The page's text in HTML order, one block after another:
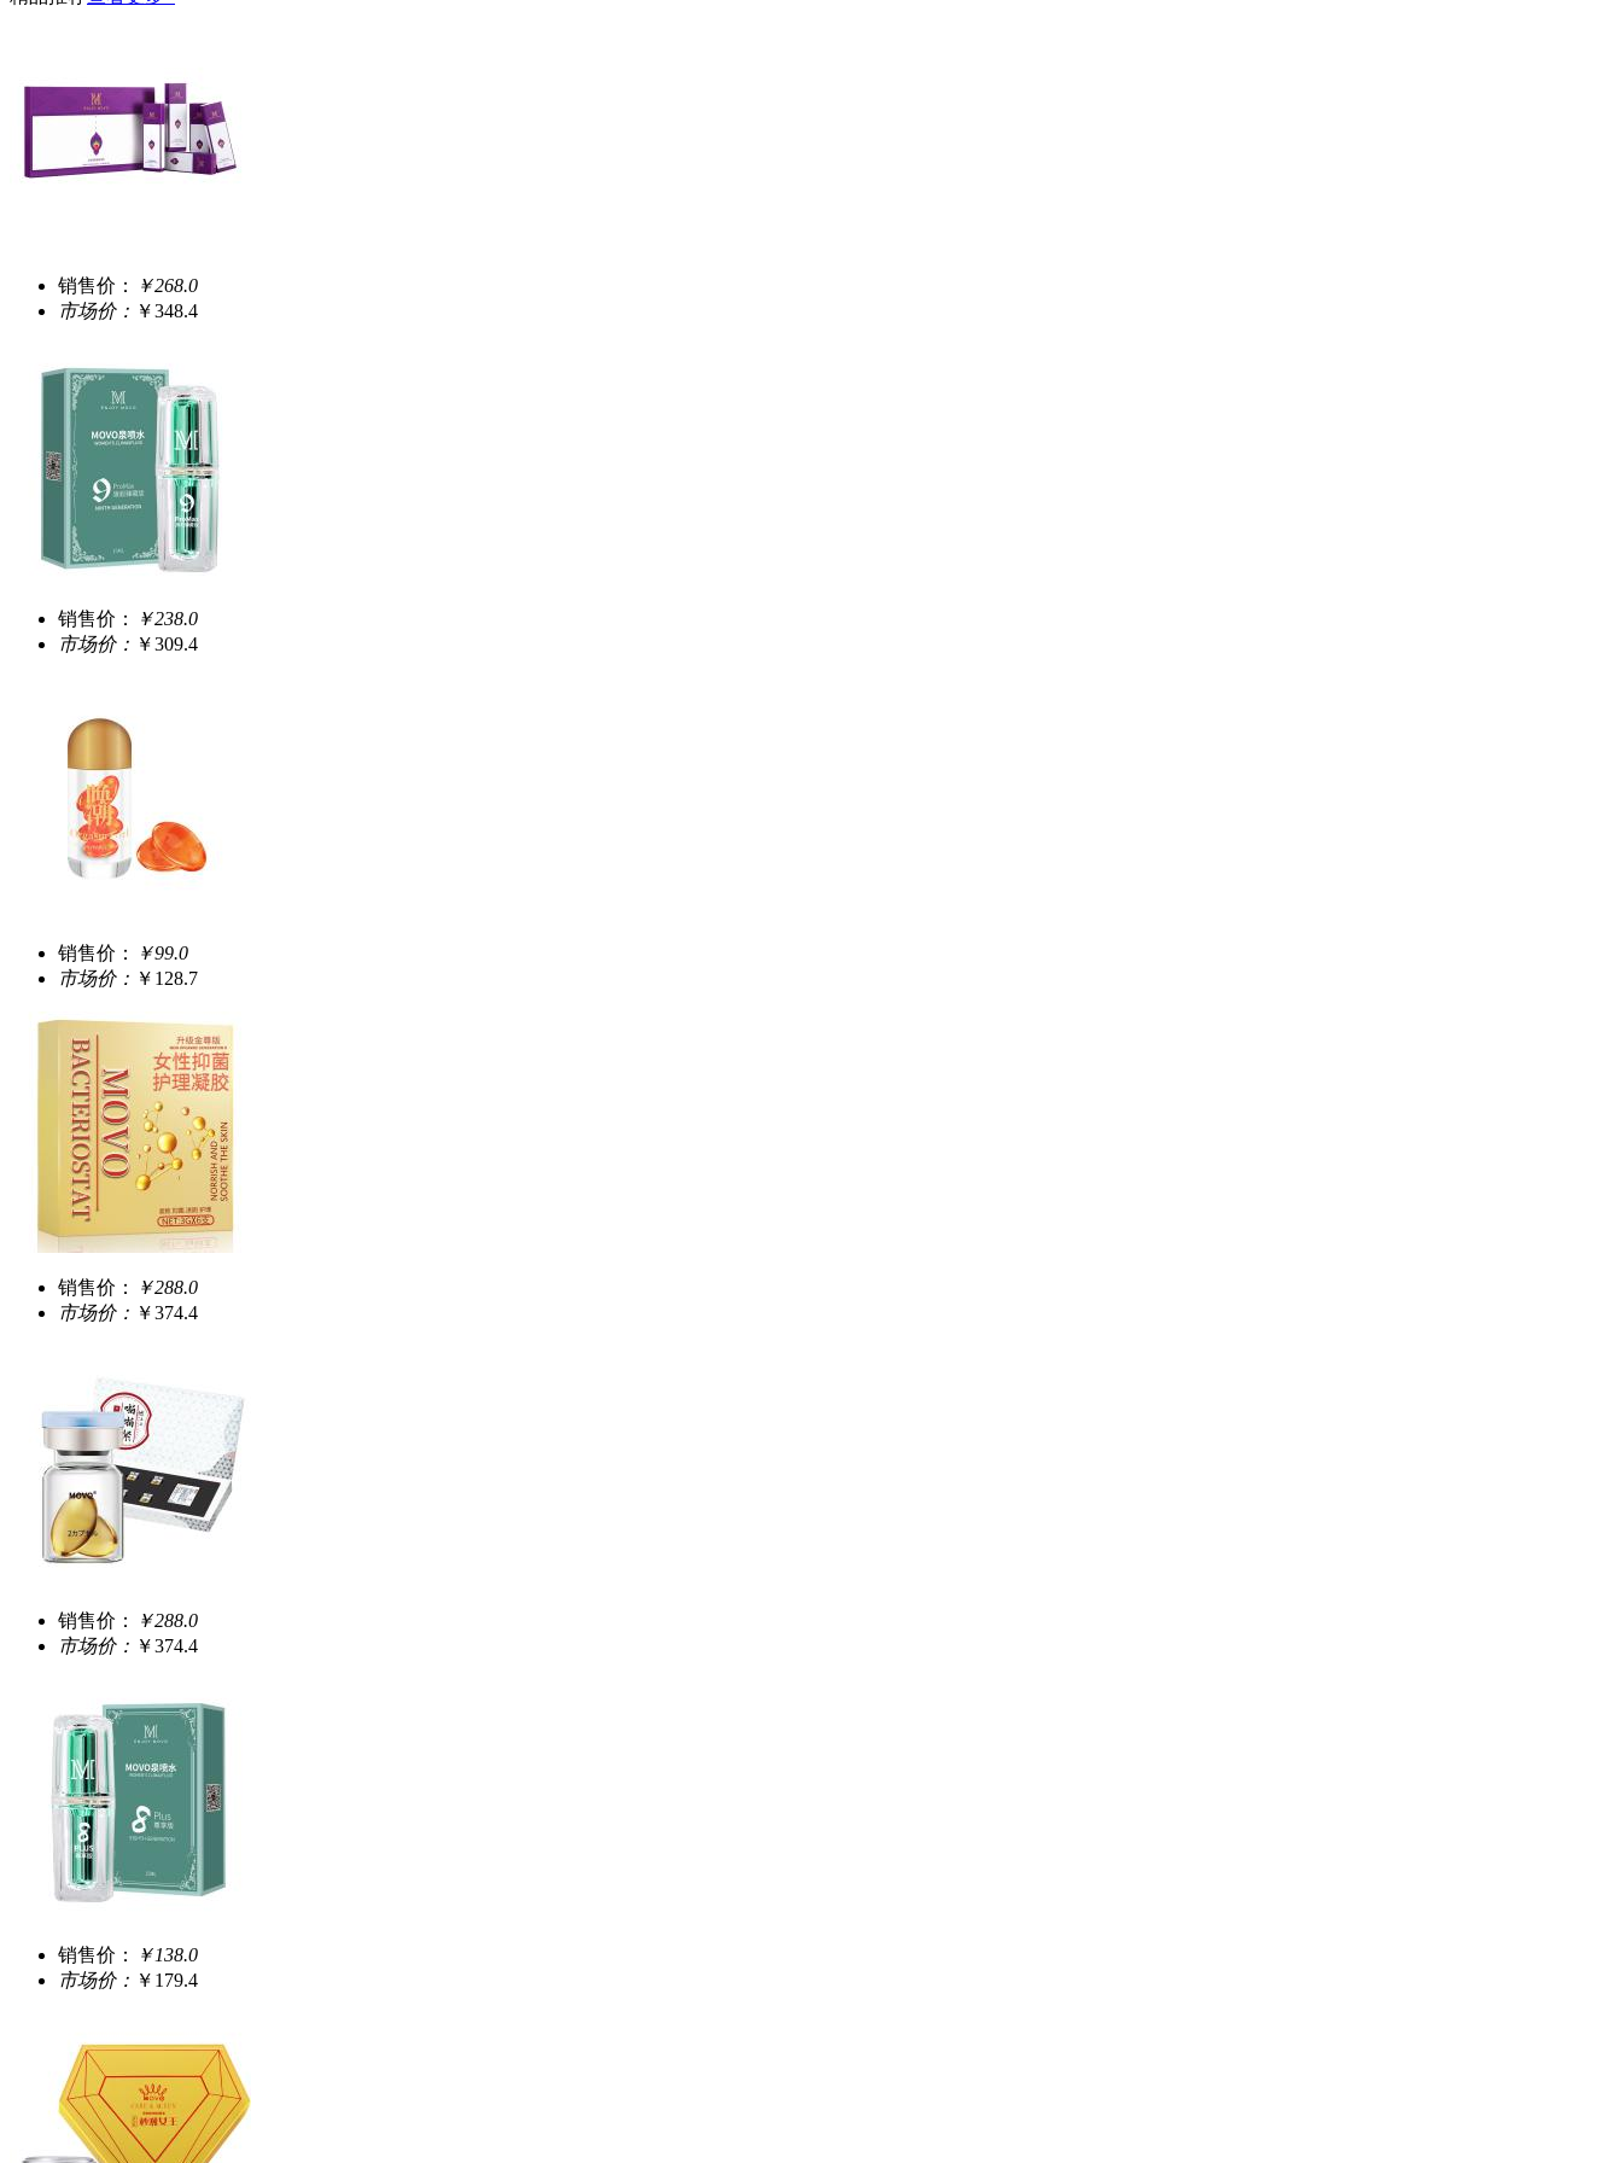
销售价：
￥268.0
市场价： ￥348.4
销售价：
￥238.0
市场价： ￥309.4
销售价：
￥99.0
市场价： ￥128.7
销售价：
￥288.0
市场价： ￥374.4
销售价：
￥288.0
市场价： ￥374.4
销售价：
￥138.0
市场价： ￥179.4